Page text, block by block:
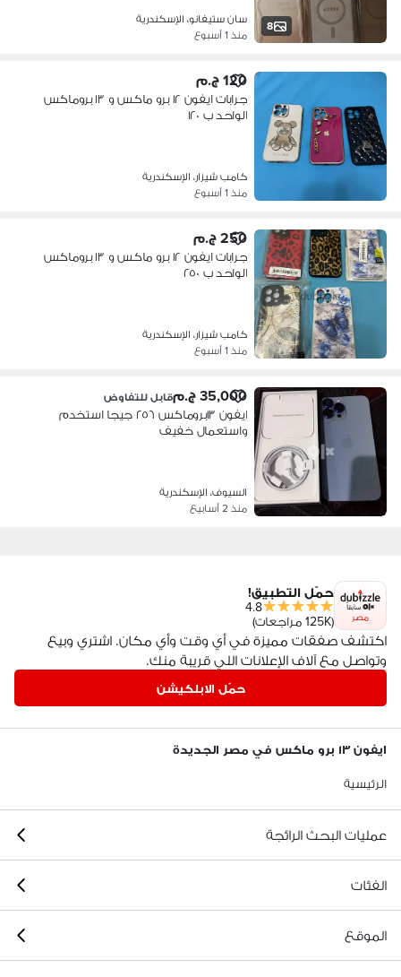
8
سان ستيفانو، الإسكندرية
منذ 1 أسبوع
120 ج.م
جرابات ايفون ١٢ برو ماكس و ١٣ بروماكس
الواحد ب ١٢٠
كامب شيزار، الإسكندرية
منذ 1 أسبوع
250 ج.م
جرابات ايفون ١٢ برو ماكس و ١٣ بروماكس
الواحد ب ٢٥٠
كامب شيزار، الإسكندرية
منذ 1 أسبوع
35,000 ج.م قابل للتفاوض
ايفون ١٣بروماكس ٢٥٦ جيجا استخدم
واستعمال خفيف
السيوف، الإسكندرية
منذ 2 أسابيع
مصر
حمّل التطبيق!
4.8
(125K مراجعات)
اكتشف صفقات مميزة في أي وقت وأي مكان. اشتري وبيع
وتواصل مع آلاف الإعلانات اللي قريبة منك.
حمّل الابلكيشن
ايفون ١٣ برو ماكس في مصر الجديدة
الرئيسية
عمليات البحث الرائجة
الفئات
الموقع